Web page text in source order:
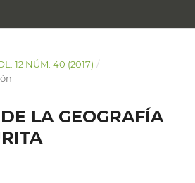
12 NÚM. 40 (2017) /
LA GEOGRAFÍA